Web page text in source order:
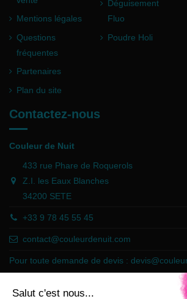
Mentions légales
Questions
fréquentes
Partenaires
Plan du site
Déguisement
Fluo
Poudre Holi
Contactez-nous
Couleur de Nuit
433 rue Phare de Roquerols
Z.I. les Eaux Blanches
34200 SETE
+33 9 78 45 55 45
contact@couleurdenuit.com
Pour toute demande de devis :
Marchand approuvé par la Société des Avis